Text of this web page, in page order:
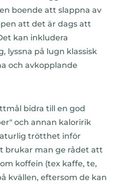
boende att slappna av
att det är dags att
kan inkludera
lyssna på lugn klassisk
och avkopplande
bidra till en god
och annan kaloririk
trötthet inför
brukar man ge rådet att
koffein (tex kaffe, te,
kvällen, eftersom de kan